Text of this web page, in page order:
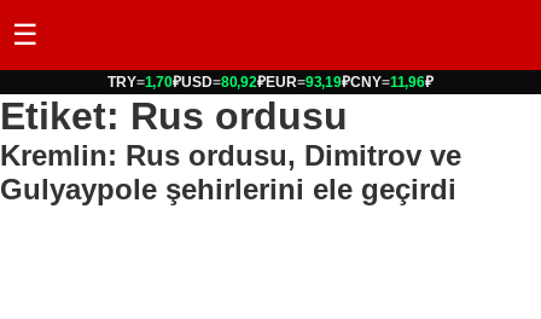
☰
TRY=1,70₽USD=80,92₽EUR=93,19₽CNY=11,96₽
Etiket: Rus ordusu
Kremlin: Rus ordusu, Dimitrov ve
Gulyaypole şehirlerini ele geçirdi